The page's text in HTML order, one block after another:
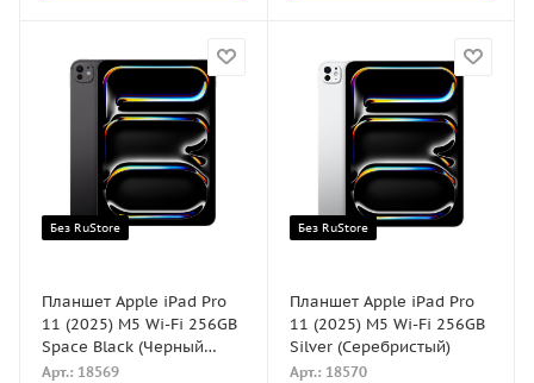
Без RuStore
Планшет Apple iPad Pro
11 (2025) M5 Wi-Fi 256GB
Space Black (Черный
космос)
Арт.: 18569
Без RuStore
Планшет Apple iPad Pro
11 (2025) M5 Wi-Fi 256GB
Silver (Серебристый)
Арт.: 18570